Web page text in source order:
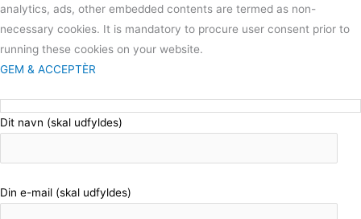
analytics, ads, other embedded contents are termed as non-
necessary cookies. It is mandatory to procure user consent prior to
running these cookies on your website.
GEM & ACCEPTÈR
Dit navn (skal udfyldes)
Din e-mail (skal udfyldes)